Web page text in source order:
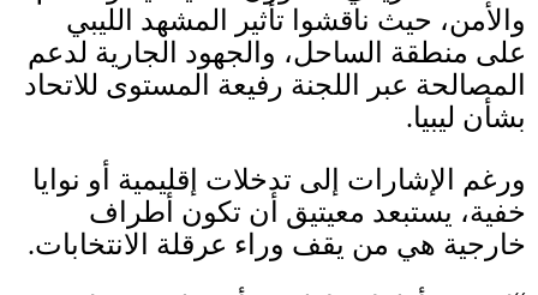
والأمن، حيث ناقشوا تأثير المشهد الليبي
على منطقة الساحل، والجهود الجارية لدعم
المصالحة عبر اللجنة رفيعة المستوى للاتحاد
بشأن ليبيا.
ورغم الإشارات إلى تدخلات إقليمية أو نوايا
خفية، يستبعد معيتيق أن تكون أطراف
خارجية هي من يقف وراء عرقلة الانتخابات.